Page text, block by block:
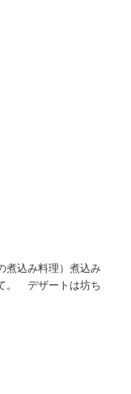
煮込み料理）煮込み
。 デザートは坊ち